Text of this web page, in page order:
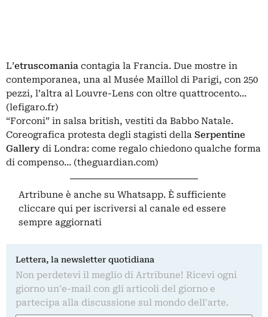
L’etruscomania contagia la Francia. Due mostre in
contemporanea, una al Musée Maillol di Parigi, con 250
pezzi, l’altra al Louvre-Lens con oltre quattrocento…
(lefigaro.fr)
“Forconi” in salsa british, vestiti da Babbo Natale.
Coreografica protesta degli stagisti della Serpentine
Gallery di Londra: come regalo chiedono qualche forma
di compenso… (theguardian.com)
Artribune è anche su Whatsapp. È sufficiente
cliccare qui per iscriversi al canale ed essere
sempre aggiornati
Lettera, la newsletter quotidiana
Non perdetevi il meglio di Artribune! Ricevi ogni
giorno un'e-mail con gli articoli del giorno e
partecipa alla discussione sul mondo dell'arte.